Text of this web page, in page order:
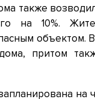
также
на 10%.
объектом.
притом
на